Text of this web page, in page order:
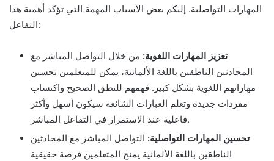
المهارات التواصلية. إليكم بعض الأسباب المهمة التي تؤكد أهمية هذا
التفاعل:
تعزيز المهارات اللغوية: من خلال التواصل المباشر مع
المحادثين الناطقين باللغة الألمانية، يمكن للمتعلمين تحسين
مهاراتهم اللغوية بشكل كبير. فهمهم للنطق الصحيح واكتساب
مفردات جديدة وتعلم العبارات الشائعة سيكون أسهل وأكثر
فاعلية عند الاستمرار في التفاعل المباشر.
تحسين المهارات التواصلية: التواصل المباشر مع المحادثين
الناطقين باللغة الألمانية يمنح المتعلمين فرصة حقيقية